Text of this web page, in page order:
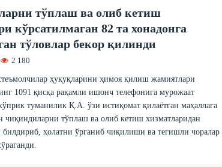
тўплаш ва олиб кетиш
кўрсатилмаган 82 та хонадонга
тўловлар бекор қилинди
2 180
ҳуқуқларини ҳимоя қилиш жамиятлари
1091 қисқа рақамли ишонч телефонига мурожаат
туманилик Қ.А. ўзи истиқомат қилаётган маҳаллага
чиқиндиларни тўплаш ва олиб кетиш хизматларидан
ҳолатни ўрганиб чиқилиши ва тегишли чоралар